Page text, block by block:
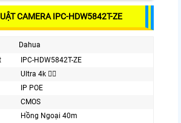
CAMERA IPC-HDW5842T-ZE
Dahua
IPC-HDW5842T-ZE
Ultra 4k 👍🏾
IP POE
CMOS
Hồng Ngoại 40m